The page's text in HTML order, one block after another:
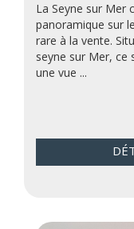
La Seyne sur Mer
panoramique sur
rare à la vente.
seyne sur Mer, ce
une vue ...